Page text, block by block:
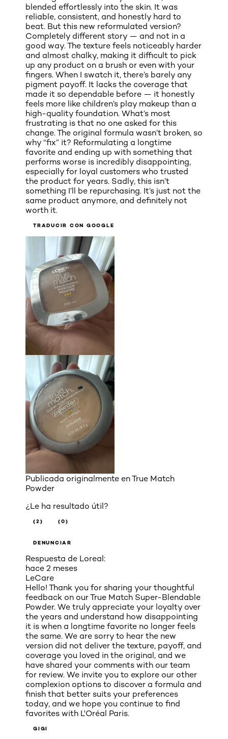
blended effortlessly into the skin. It was
reliable, consistent, and honestly hard to
beat. But this new reformulated version?
Completely different story — and not in a
good way. The texture feels noticeably harder
and almost chalky, making it difficult to pick
up any product on a brush or even with your
fingers. When I swatch it, there’s barely any
pigment payoff. It lacks the coverage that
made it so dependable before — it honestly
feels more like children’s play makeup than a
high-quality foundation. What’s most
frustrating is that no one asked for this
change. The original formula wasn’t broken, so
why “fix” it? Reformulating a longtime
favorite and ending up with something that
performs worse is incredibly disappointing,
especially for loyal customers who trusted
the product for years. Sadly, this isn’t
something I’ll be repurchasing. It’s just not the
same product anymore, and definitely not
worth it.
TRADUCIR CON GOOGLE
Publicada originalmente enTrue Match
Powder
¿Le ha resultado útil?
(2) (0)
DENUNCIAR
Respuesta de Loreal:
hace 2 meses
LeCare
Hello! Thank you for sharing your thoughtful
feedback on our True Match Super-Blendable
Powder. We truly appreciate your loyalty over
the years and understand how disappointing
it is when a longtime favorite no longer feels
the same. We are sorry to hear the new
version did not deliver the texture, payoff, and
coverage you loved in the original, and we
have shared your comments with our team
for review. We invite you to explore our other
complexion options to discover a formula and
finish that better suits your preferences
today, and we hope you continue to find
favorites with L'Oréal Paris.
GIGI